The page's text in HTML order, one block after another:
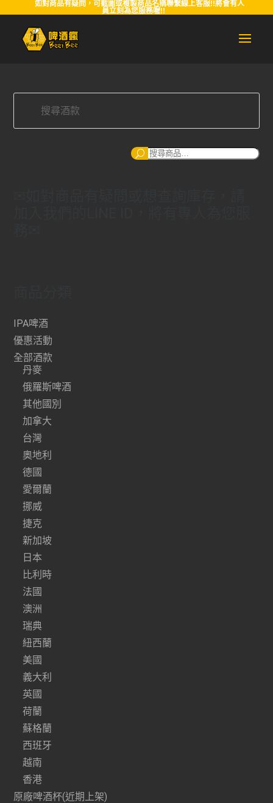
如對商品有疑問，可截圖或複製商品名稱聯繫線上客服!!將會有人
員立刻為您服務喔!!
搜
IPA啤酒
優惠活動
全部酒款
丹麥
俄羅斯啤酒
其他國別
加拿大
台灣
奧地利
德國
愛爾蘭
挪威
捷克
新加坡
日本
比利時
法國
澳洲
瑞典
紐西蘭
美國
義大利
英國
荷蘭
蘇格蘭
西班牙
越南
香港
原廠啤酒杯(近期上架)